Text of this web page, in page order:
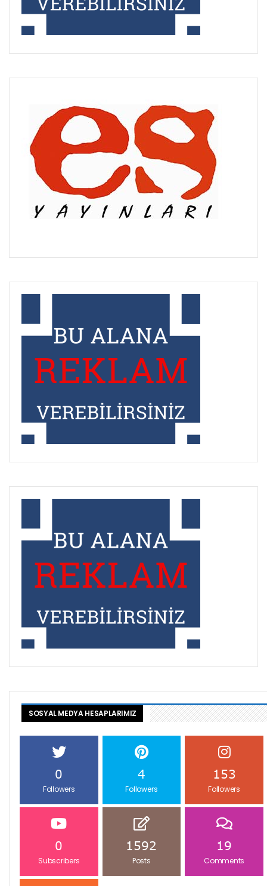
SOSYAL MEDYA HESAPLARIMIZ
0
Followers
4
Followers
153
Followers
0
Subscribers
1592
Posts
19
Comments